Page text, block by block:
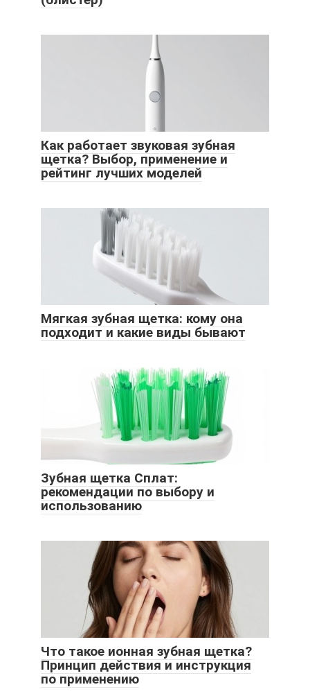
Как работает звуковая зубная
щетка? Выбор, применение и
рейтинг лучших моделей
Мягкая зубная щетка: кому она
подходит и какие виды бывают
Зубная щетка Сплат:
рекомендации по выбору и
использованию
Что такое ионная зубная щетка?
Принцип действия и инструкция
по применению